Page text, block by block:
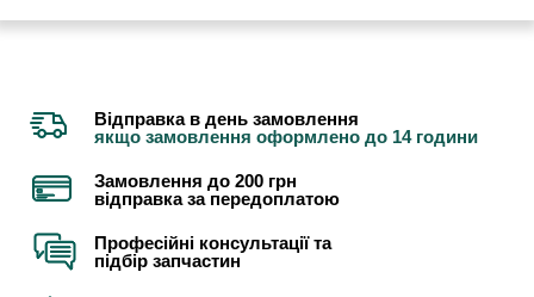
Відправка в день замовлення
якщо замовлення оформлено до 14 години
Замовлення до 200 грн
відправка за передоплатою
Професійні консультації та
підбір запчастин